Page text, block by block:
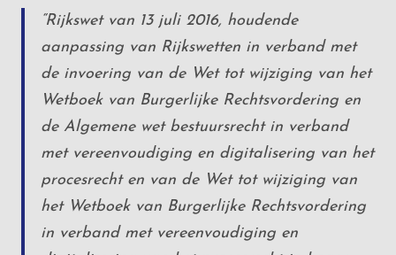
“Rijkswet van 13 juli 2016, houdende
aanpassing van Rijkswetten in verband met
de invoering van de Wet tot wijziging van het
Wetboek van Burgerlijke Rechtsvordering en
de Algemene wet bestuursrecht in verband
met vereenvoudiging en digitalisering van het
procesrecht en van de Wet tot wijziging van
het Wetboek van Burgerlijke Rechtsvordering
in verband met vereenvoudiging en